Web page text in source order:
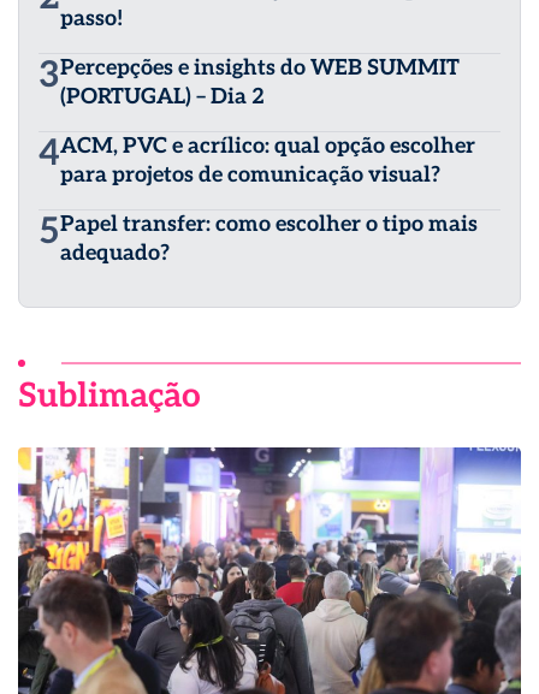
passo!
3Percepções e insights do WEB SUMMIT
(PORTUGAL) – Dia 2
4ACM, PVC e acrílico: qual opção escolher
para projetos de comunicação visual?
5Papel transfer: como escolher o tipo mais
adequado?
Sublimação